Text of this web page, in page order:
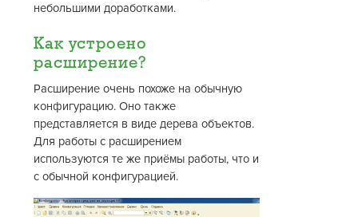
небольшими доработками.
Как устроено
расширение?
Расширение очень похоже на обычную
конфигурацию. Оно также
представляется в виде дерева объектов.
Для работы с расширением
используются те же приёмы работы, что и
с обычной конфигурацией.